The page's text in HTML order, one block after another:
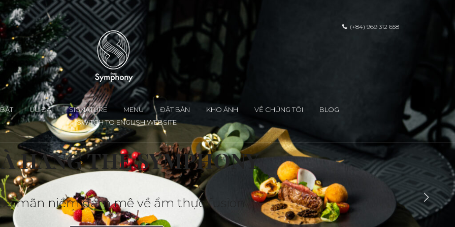
(+84) 969 312 658
ƯU ĐÃI SIGNATURE MENU ĐẶT BÀN KHO ẢNH VỀ CHÚNG TÔI
BLOG
SWITCH TO ENGLISH WEBSITE
HÀNG THE SYMPHONY
mãn niềm đam mê về ẩm thực fusion